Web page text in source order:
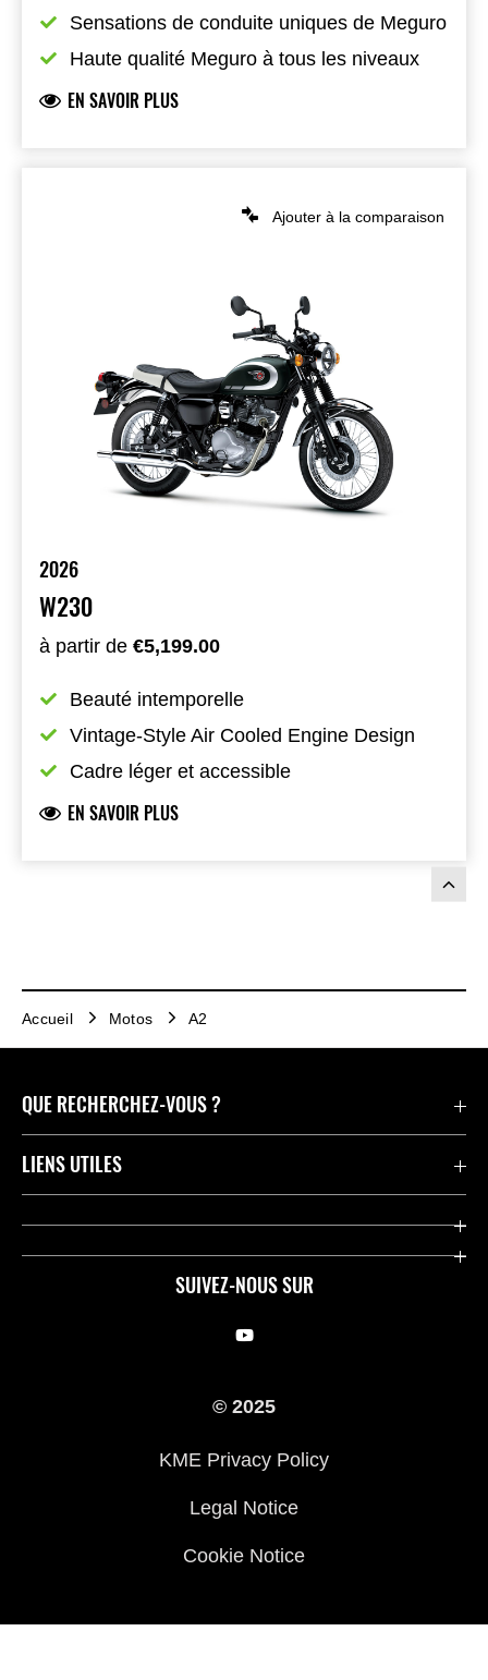
Sensations de conduite uniques de Meguro
Haute qualité Meguro à tous les niveaux
EN SAVOIR PLUS
Ajouter à la comparaison
2026
W230
à partir de €5,199.00
Beauté intemporelle
Vintage-Style Air Cooled Engine Design
Cadre léger et accessible
EN SAVOIR PLUS
Accueil Motos A2
SUIVEZ-NOUS SUR
QUE RECHERCHEZ-VOUS ?
Motos
Compétition
LIENS UTILES
Press
© 2025
KME Privacy Policy
Legal Notice
Cookie Notice